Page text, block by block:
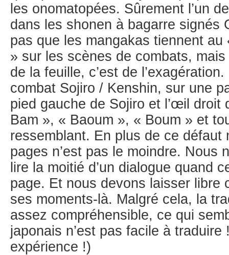
les onomatopées. Sûrement l’un
dans les shonen à bagarre signés
pas que les mangakas tiennent
» sur les scènes de combats,
de la feuille, c’est de
combat Sojiro / Kenshin, sur une
pied gauche de Sojiro et l’œil droit
Bam », « Baoum », « Boum » et
ressemblant. En plus de ce défaut
pages n’est pas le moindre. Nous
lire la moitié d’un dialogue quand
page. Et nous devons laisser libre
ses moments-là. Malgré cela, la
assez compréhensible, ce qui
japonais n’est pas facile à traduire
expérience !)